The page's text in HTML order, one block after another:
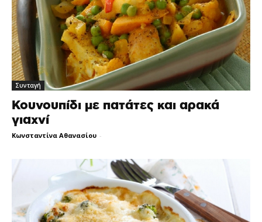
Συνταγή
Κουνουπίδι με πατάτες και αρακά
γιαχνί
Κωνσταντίνα Αθανασίου -